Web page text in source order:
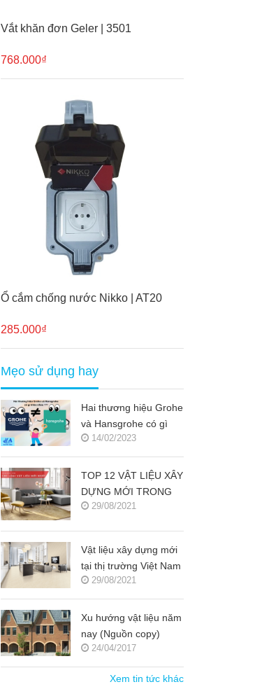
Vắt khăn đơn Geler | 3501
768.000₫
Ổ cắm chống nước Nikko | AT20
285.000₫
Mẹo sử dụng hay
Hai thương hiệu Grohe
và Hansgrohe có gì
khác nhau ???
14/02/2023
TOP 12 VẬT LIỆU XÂY
DỰNG MỚI TRONG
KIẾN TRÚC 2021-
29/08/2021
Vật liệu xây dựng mới
tại thị trường Việt Nam
(Nguồn copy)
29/08/2021
Xu hướng vật liệu năm
nay (Nguồn copy)
24/04/2017
Xem tin tức khác